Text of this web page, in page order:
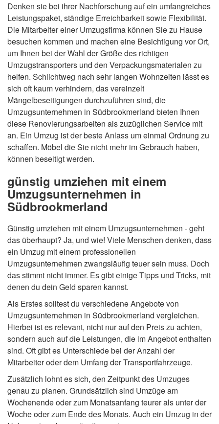
Denken sie bei ihrer Nachforschung auf ein umfangreiches
Leistungspaket, ständige Erreichbarkeit sowie Flexibilität.
Die Mitarbeiter einer Umzugsfirma können Sie zu Hause
besuchen kommen und machen eine Besichtigung vor Ort,
um Ihnen bei der Wahl der Größe des richtigen
Umzugstransporters und den Verpackungsmaterialen zu
helfen. Schlichtweg nach sehr langen Wohnzeiten lässt es
sich oft kaum verhindern, das vereinzelt
Mängelbeseitigungen durchzuführen sind, die
Umzugsunternehmen in Südbrookmerland bieten Ihnen
diese Renovierungsarbeiten als zuzüglichen Service mit
an. Ein Umzug ist der beste Anlass um einmal Ordnung zu
schaffen. Möbel die Sie nicht mehr im Gebrauch haben,
können beseitigt werden.
günstig umziehen mit einem
Umzugsunternehmen in
Südbrookmerland
Günstig umziehen mit einem Umzugsunternehmen - geht
das überhaupt? Ja, und wie! Viele Menschen denken, dass
ein Umzug mit einem professionellen
Umzugsunternehmen zwangsläufig teuer sein muss. Doch
das stimmt nicht immer. Es gibt einige Tipps und Tricks, mit
denen du dein Geld sparen kannst.
Als Erstes solltest du verschiedene Angebote von
Umzugsunternehmen in Südbrookmerland vergleichen.
Hierbei ist es relevant, nicht nur auf den Preis zu achten,
sondern auch auf die Leistungen, die im Angebot enthalten
sind. Oft gibt es Unterschiede bei der Anzahl der
Mitarbeiter oder dem Umfang der Transportfahrzeuge.
Zusätzlich lohnt es sich, den Zeitpunkt des Umzuges
genau zu planen. Grundsätzlich sind Umzüge am
Wochenende oder zum Monatsanfang teurer als unter der
Woche oder zum Ende des Monats. Auch ein Umzug in der